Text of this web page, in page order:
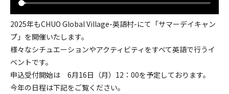
2025年もCHUO Global Village-英語村-にて「サマーデイキャン
プ」を開催いたします。
様々なシチュエーションやアクティビティをすべて英語で行うイ
ベントです。
申込受付開始は 6月16日（月）12：00を予定しております。
今年の日程は下記をご覧ください。